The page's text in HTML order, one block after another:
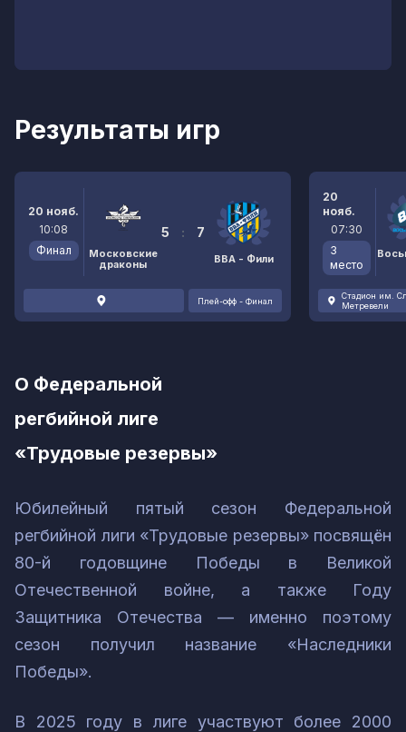
Результаты игр
20 нояб.
10:08
Финал
Московские
драконы
5 : 7
ВВА - Фили
Плей-офф - Финал
20
нояб.
07:30
3
место
Стадион им.
Метревели
О Федеральной
регбийной лиге
«Трудовые резервы»
Юбилейный пятый сезон Федеральной
регбийной лиги «Трудовые резервы» посвящён
80-й годовщине Победы в Великой
Отечественной войне, а также Году
Защитника Отечества — именно поэтому
сезон получил название «Наследники
Победы».
В 2025 году в лиге участвуют более 2000